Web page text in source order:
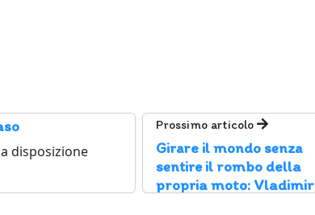
disposizione
Prossimo articolo
Girare il mondo senza
sentire il rombo della
propria moto: Vladimir